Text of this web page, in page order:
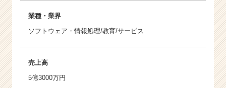
業種・業界
ソフトウェア・情報処理/教育/サービス
売上高
5億3000万円